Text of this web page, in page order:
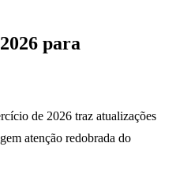
para
de 2026 traz atualizações
atenção redobrada do